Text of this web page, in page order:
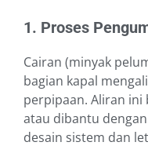
1. Proses
Cairan (minyak
bagian kapal
perpipaan. Aliran ini
atau dibantu
desain sistem dan